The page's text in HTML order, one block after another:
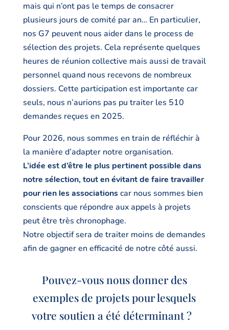
mais qui n’ont pas le temps de consacrer
plusieurs jours de comité par an… En particulier,
nos G7 peuvent nous aider dans le process de
sélection des projets. Cela représente quelques
heures de réunion collective mais aussi de travail
personnel quand nous recevons de nombreux
dossiers. Cette participation est importante car
seuls, nous n’aurions pas pu traiter les 510
demandes reçues en 2025.
Pour 2026, nous sommes en train de réfléchir à
la manière d’adapter notre organisation.
L’idée est d’être le plus pertinent possible dans
notre sélection, tout en évitant de faire travailler
pour rien les associationscar nous sommes bien
conscients que répondre aux appels à projets
peut être très chronophage.
Notre objectif sera de traiter moins de demandes
afin de gagner en efficacité de notre côté aussi.
Pouvez-vous nous donner des
exemples de projets pour lesquels
votre soutien a été déterminant ?